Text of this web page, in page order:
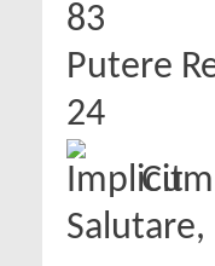
83
Putere
24
Salutare,